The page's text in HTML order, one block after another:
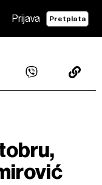
Prijava Pretplata